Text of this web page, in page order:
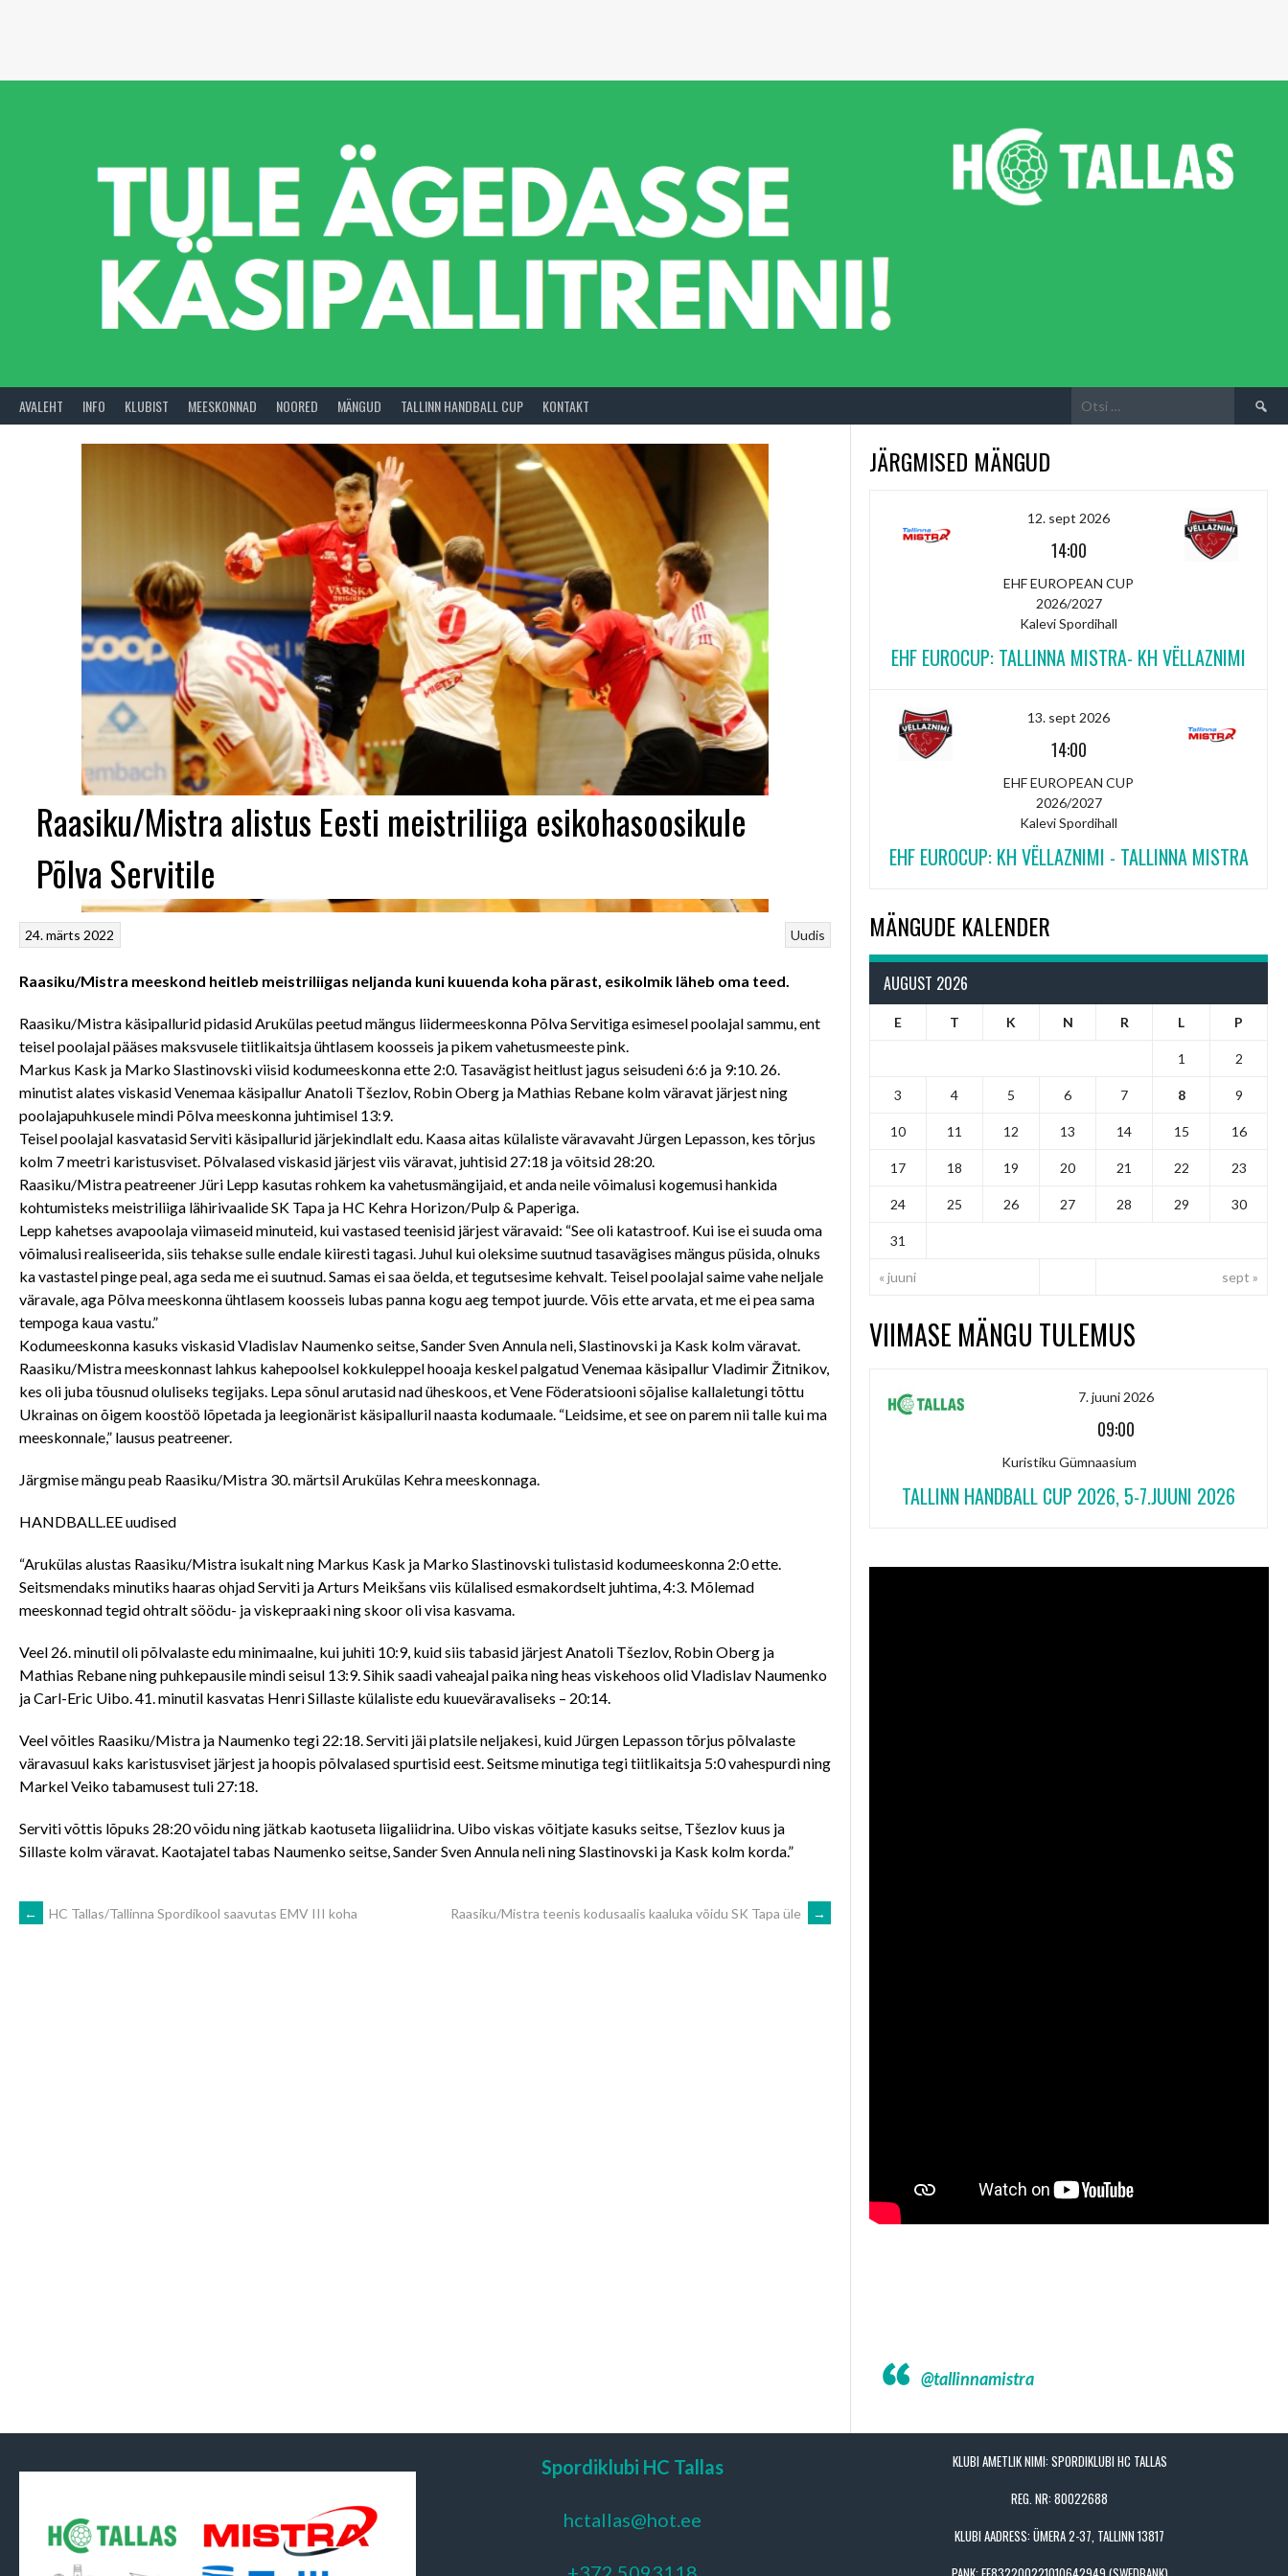
AVALEHT INFO KLUBIST MEESKONNAD NOORED MÄNGUD TALLINN HANDBALL CUP KONTAKT Otsi:
Raasiku/Mistra alistus Eesti meistriliiga esikohasoosikule
Põlva Servitile
Uudis
24. märts 2022
Raasiku/Mistra meeskond heitleb meistriliigas neljanda kuni kuuenda koha pärast, esikolmik läheb oma teed.
Raasiku/Mistra käsipallurid pidasid Arukülas peetud mängus liidermeeskonna Põlva Servitiga esimesel poolajal sammu, ent
teisel poolajal pääses maksvusele tiitlikaitsja ühtlasem koosseis ja pikem vahetusmeeste pink.
Markus Kask ja Marko Slastinovski viisid kodumeeskonna ette 2:0. Tasavägist heitlust jagus seisudeni 6:6 ja 9:10. 26.
minutist alates viskasid Venemaa käsipallur Anatoli Tšezlov, Robin Oberg ja Mathias Rebane kolm väravat järjest ning
poolajapuhkusele mindi Põlva meeskonna juhtimisel 13:9.
Teisel poolajal kasvatasid Serviti käsipallurid järjekindlalt edu. Kaasa aitas külaliste väravavaht Jürgen Lepasson, kes tõrjus
kolm 7 meetri karistusviset. Põlvalased viskasid järjest viis väravat, juhtisid 27:18 ja võitsid 28:20.
Raasiku/Mistra peatreener Jüri Lepp kasutas rohkem ka vahetusmängijaid, et anda neile võimalusi kogemusi hankida
kohtumisteks meistriliiga lähirivaalide SK Tapa ja HC Kehra Horizon/Pulp & Paperiga.
Lepp kahetses avapoolaja viimaseid minuteid, kui vastased teenisid järjest väravaid: “See oli katastroof. Kui ise ei suuda oma
võimalusi realiseerida, siis tehakse sulle endale kiiresti tagasi. Juhul kui oleksime suutnud tasavägises mängus püsida, olnuks
ka vastastel pinge peal, aga seda me ei suutnud. Samas ei saa öelda, et tegutsesime kehvalt. Teisel poolajal saime vahe neljale
väravale, aga Põlva meeskonna ühtlasem koosseis lubas panna kogu aeg tempot juurde. Võis ette arvata, et me ei pea sama
tempoga kaua vastu.”
Kodumeeskonna kasuks viskasid Vladislav Naumenko seitse, Sander Sven Annula neli, Slastinovski ja Kask kolm väravat.
Raasiku/Mistra meeskonnast lahkus kahepoolsel kokkuleppel hooaja keskel palgatud Venemaa käsipallur Vladimir Žitnikov,
kes oli juba tõusnud oluliseks tegijaks. Lepa sõnul arutasid nad üheskoos, et Vene Föderatsiooni sõjalise kallaletungi tõttu
Ukrainas on õigem koostöö lõpetada ja leegionärist käsipalluril naasta kodumaale. “Leidsime, et see on parem nii talle kui ma
meeskonnale,” lausus peatreener.
Järgmise mängu peab Raasiku/Mistra 30. märtsil Arukülas Kehra meeskonnaga.
HANDBALL.EE uudised
“Arukülas alustas Raasiku/Mistra isukalt ning Markus Kask ja Marko Slastinovski tulistasid kodumeeskonna 2:0 ette.
Seitsmendaks minutiks haaras ohjad Serviti ja Arturs Meikšans viis külalised esmakordselt juhtima, 4:3. Mõlemad
meeskonnad tegid ohtralt söödu- ja viskepraaki ning skoor oli visa kasvama.
Veel 26. minutil oli põlvalaste edu minimaalne, kui juhiti 10:9, kuid siis tabasid järjest Anatoli Tšezlov, Robin Oberg ja
Mathias Rebane ning puhkepausile mindi seisul 13:9. Sihik saadi vaheajal paika ning heas viskehoos olid Vladislav Naumenko
ja Carl-Eric Uibo. 41. minutil kasvatas Henri Sillaste külaliste edu kuueväravaliseks – 20:14.
Veel võitles Raasiku/Mistra ja Naumenko tegi 22:18. Serviti jäi platsile neljakesi, kuid Jürgen Lepasson tõrjus põlvalaste
väravasuul kaks karistusviset järjest ja hoopis põlvalased spurtisid eest. Seitsme minutiga tegi tiitlikaitsja 5:0 vahespurdi ning
Markel Veiko tabamusest tuli 27:18.
Serviti võttis lõpuks 28:20 võidu ning jätkab kaotuseta liigaliidrina. Uibo viskas võitjate kasuks seitse, Tšezlov kuus ja
Sillaste kolm väravat. Kaotajatel tabas Naumenko seitse, Sander Sven Annula neli ning Slastinovski ja Kask kolm korda.”
POST
← HC Tallas/Tallinna Spordikool saavutas EMV III koha Raasiku/Mistra teenis kodusaalis kaaluka võidu SK Tapa üle →
JÄRGMISED MÄNGUD
12. sept 2026
14:00
EHF EUROPEAN CUP
2026/2027
Kalevi Spordihall
EHF EUROCUP: TALLINNA MISTRA- KH VËLLAZNIMI
13. sept 2026
14:00
EHF EUROPEAN CUP
2026/2027
Kalevi Spordihall
EHF EUROCUP: KH VËLLAZNIMI - TALLINNA MISTRA
MÄNGUDE KALENDER
AUGUST 2026
E T K N R L P
« juuni sept »
1 2
3 4 5 6 7 8 9
10 11 12 13 14 15 16
17 18 19 20 21 22 23
24 25 26 27 28 29 30
31
VIIMASE MÄNGU TULEMUS
7. juuni 2026
09:00
Kuristiku Gümnaasium
TALLINN HANDBALL CUP 2026, 5-7.JUUNI 2026
@tallinnamistra
Spordiklubi HC Tallas
hctallas@hot.ee
KLUBI AMETLIK NIMI: SPORDIKLUBI HC TALLAS
REG. NR: 80022688
KLUBI AADRESS: ÜMERA 2-37, TALLINN 13817